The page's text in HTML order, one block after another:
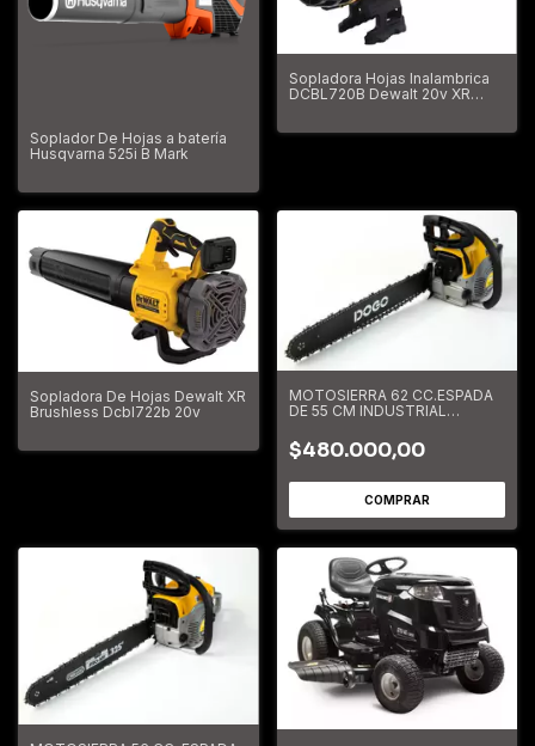
Soplador De Hojas a batería
Husqvarna 525i B Mark
Sopladora Hojas Inalambrica
DCBL720B Dewalt 20v XR
Sopladora De Hojas Dewalt XR
Brushless Dcbl722b 20v
MOTOSIERRA 62 CC.ESPADA
DE 55 CM INDUSTRIAL
$480.000,00